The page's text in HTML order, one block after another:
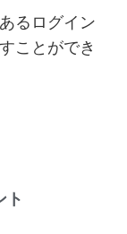
るログイン
ことができ
ト